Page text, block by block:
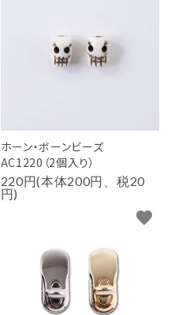
ホーン・ボーンビーズ
AC1220（2個入り）
220円(本体200円、税20
円)
favorite